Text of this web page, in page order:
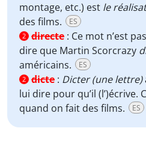
montage, etc.) est le
des films.
ES
2 directe : Ce mot n’est
dire que Martin Scorcrazy
américains.
ES
2 dicte : Dicter (une lettre)
lui dire pour qu’il (l’)écrive.
quand on fait des films.
ES